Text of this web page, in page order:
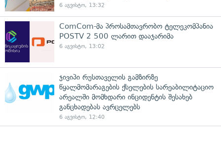
6 აგვისტო, 13:32
ComCom-მა პროსამთავრობო ტელეკომპანია
POSTV 2 500 ლარით დააჯარიმა
6 აგვისტო, 13:02
ჯივიპი რუსთაველის გამზირზე
წყალმომარაგების ქსელების სარეაბილიტაციო
არეალში მომხდარი ინციდენტის შესახებ
განცხადებას ავრცელებს
6 აგვისტო, 12:40